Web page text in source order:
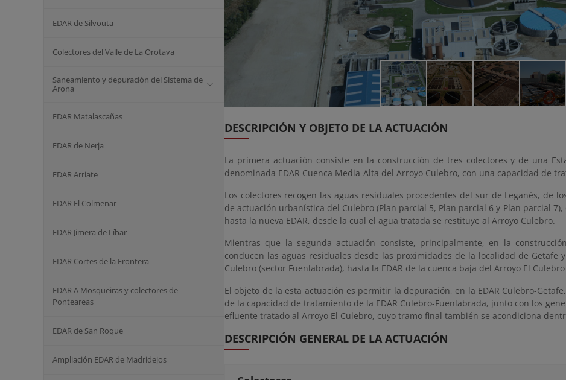
EDAR de Silvouta
Colectores del Valle de La Orotava
Saneamiento y depuración del Sistema de
Arona
EDAR Matalascañas
EDAR de Nerja
EDAR Arriate
EDAR El Colmenar
EDAR Jimera de Líbar
EDAR Cortes de la Frontera
EDAR A Mosqueiras y colectores de
Ponteareas
EDAR de San Roque
Ampliación EDAR de Madridejos
DESCRIPCIÓN Y OBJETO DE LA ACTUACIÓN
La primera actuación consiste en la construcción de tres colectores y de una
denominada EDAR Cuenca Media-Alta del Arroyo Culebro, con una capacidad de
Los colectores recogen las aguas residuales procedentes del sur de Leganés, de
de actuación urbanística del Culebro (Plan parcial 5, Plan parcial 6 y Plan parcial
hasta la nueva EDAR, desde la cual el agua tratada se restituye al Arroyo Culebro.
Mientras que la segunda actuación consiste, principalmente, en la
conducen las aguas residuales desde las proximidades de la localidad de Getafe
Culebro (sector Fuenlabrada), hasta la EDAR de la cuenca baja del Arroyo El
El objeto de la esta actuación es permitir la depuración, en la EDAR Culebro-
de la capacidad de tratamiento de la EDAR Culebro-Fuenlabrada, junto con los
efluente tratado al Arroyo El Culebro, cuyo tramo final también se acondiciona
DESCRIPCIÓN GENERAL DE LA ACTUACIÓN